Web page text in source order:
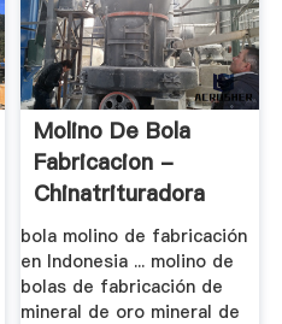
Molino De Bola
Fabricacion -
Chinatrituradora
bola molino de fabricación
en Indonesia ... molino de
bolas de fabricación de
mineral de oro mineral de